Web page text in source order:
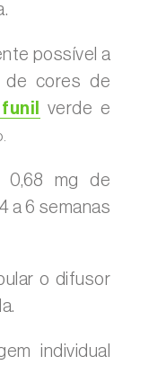
possível a
de cores de
verde e
0,68 mg de
a 6 semanas
o difusor
individual